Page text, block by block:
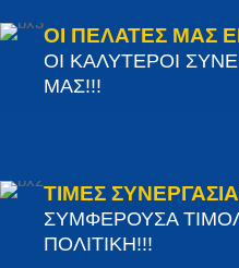
ΟΙ ΠΕΛΑΤΕΣ ΜΑΣ
ΟΙ ΚΑΛΥΤΕΡΟΙ
ΜΑΣ!!!
ΤΙΜΕΣ
ΣΥΜΦΕΡΟΥΣΑ
ΠΟΛΙΤΙΚΗ!!!